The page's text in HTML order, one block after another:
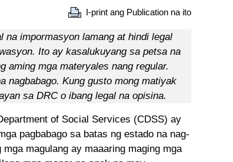
I-print ang Publication na ito
na impormasyon lamang at hindi legal
Ito ay kasalukuyang sa petsa na
aming mga materyales nang regular.
nagbabago. Kung gusto mong matiyak
sa DRC o ibang legal na opisina.
of Social Services (CDSS) ay
pagbabago sa batas ng estado na nag-
magulang ay maaaring maging mga